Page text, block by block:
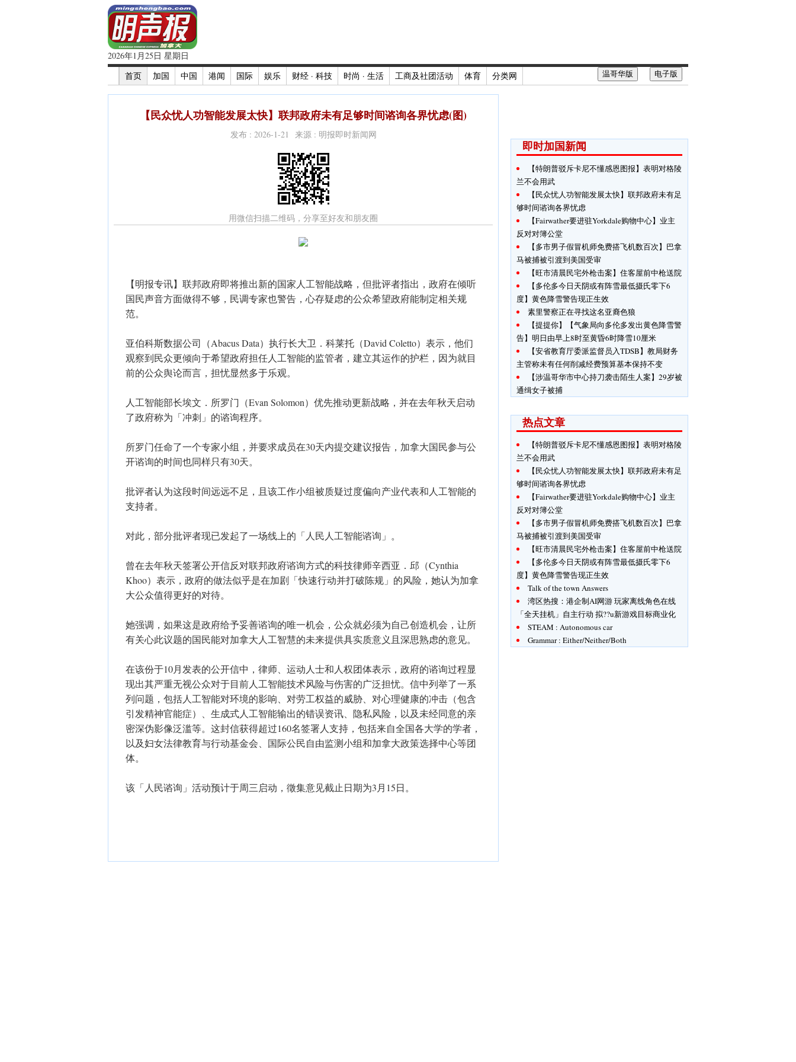
2026年1月25日 星期日
首页
加国 中国 港闻 国际 娱乐 财经 · 科技 时尚 · 生活 工商及社团活动 体育 分类网 电子版
温哥华版
【民众忧人功智能发展太快】联邦政府未有足够时间谘询各界忧虑(图)
发布 : 2026-1-21 来源 : 明报即时新闻网
用微信扫描二维码，分享至好友和朋友圈
【明报专讯】联邦政府即将推出新的国家人工智能战略，但批评者指出，政府在倾听
国民声音方面做得不够，民调专家也警告，心存疑虑的公众希望政府能制定相关规
范。
亚伯科斯数据公司（Abacus Data）执行长大卫．科莱托（David Coletto）表示，他们
观察到民众更倾向于希望政府担任人工智能的监管者，建立其运作的护栏，因为就目
前的公众舆论而言，担忧显然多于乐观。
​人工智能部长埃文．所罗门（Evan Solomon）优先推动更新战略，并在去年秋天启动
了政府称为「冲刺」的谘询程序。
所罗门任命了一个专家小组，并要求成员在30天内提交建议报告，加拿大国民参与公
开谘询的时间也同样只有30天。
批评者认为这段时间远远不足，且该工作小组被质疑过度偏向产业代表和人工智能的
支持者。
​对此，部分批评者现已发起了一场线上的「人民人工智能谘询」。
曾在去年秋天签署公开信反对联邦政府谘询方式的科技律师辛西亚．邱（Cynthia
Khoo）表示，政府的做法似乎是在加剧「快速行动并打破陈规」的风险，她认为加拿
大公众值得更好的对待。
她强调，如果这是政府给予妥善谘询的唯一机会，公众就必须为自己创造机会，让所
有关心此议题的国民能对加拿大人工智慧的未来提供具实质意义且深思熟虑的意见。
​在该份于10月发表的公开信中，律师、运动人士和人权团体表示，政府的谘询过程显
现出其严重无视公众对于目前人工智能技术风险与伤害的广泛担忧。信中列举了一系
列问题，包括人工智能对环境的影响、对劳工权益的威胁、对心理健康的冲击（包含
引发精神官能症）、生成式人工智能输出的错误资讯、隐私风险，以及未经同意的亲
密深伪影像泛滥等。这封信获得超过160名签署人支持，包括来自全国各大学的学者，
以及妇女法律教育与行动基金会、国际公民自由监测小组和加拿大政策选择中心等团
体。
该「人民谘询」活动预计于周三启动，徵集意见截止日期为3月15日。
即时加国新闻
【特朗普驳斥卡尼不懂感恩图报】表明对格陵
兰不会用武
【民众忧人功智能发展太快】联邦政府未有足
够时间谘询各界忧虑
【Fairwather要进驻Yorkdale购物中心】业主
反对对簿公堂
【多市男子假冒机师免费搭飞机数百次】巴拿
马被捕被引渡到美国受审
【旺市清晨民宅外枪击案】住客屋前中枪送院
【多伦多今日天阴或有阵雪最低摄氏零下6
度】黄色降雪警告现正生效
素里警察正在寻找这名亚裔色狼
【提提你】【气象局向多伦多发出黄色降雪警
告】明日由早上8时至黄昏6时降雪10厘米
【安省教育厅委派监督员入TDSB】教局财务
主管称未有任何削减经费预算基本保持不变
【涉温哥华市中心持刀袭击陌生人案】29岁被
通缉女子被捕
热点文章
【特朗普驳斥卡尼不懂感恩图报】表明对格陵
兰不会用武
【民众忧人功智能发展太快】联邦政府未有足
够时间谘询各界忧虑
【Fairwather要进驻Yorkdale购物中心】业主
反对对簿公堂
【多市男子假冒机师免费搭飞机数百次】巴拿
马被捕被引渡到美国受审
【旺市清晨民宅外枪击案】住客屋前中枪送院
【多伦多今日天阴或有阵雪最低摄氏零下6
度】黄色降雪警告现正生效
Talk of the town Answers
湾区热搜：港企制AI网游 玩家离线角色在线
「全天挂机」自主行动 拟??u新游戏目标商业化
STEAM : Autonomous car
Grammar : Either/Neither/Both